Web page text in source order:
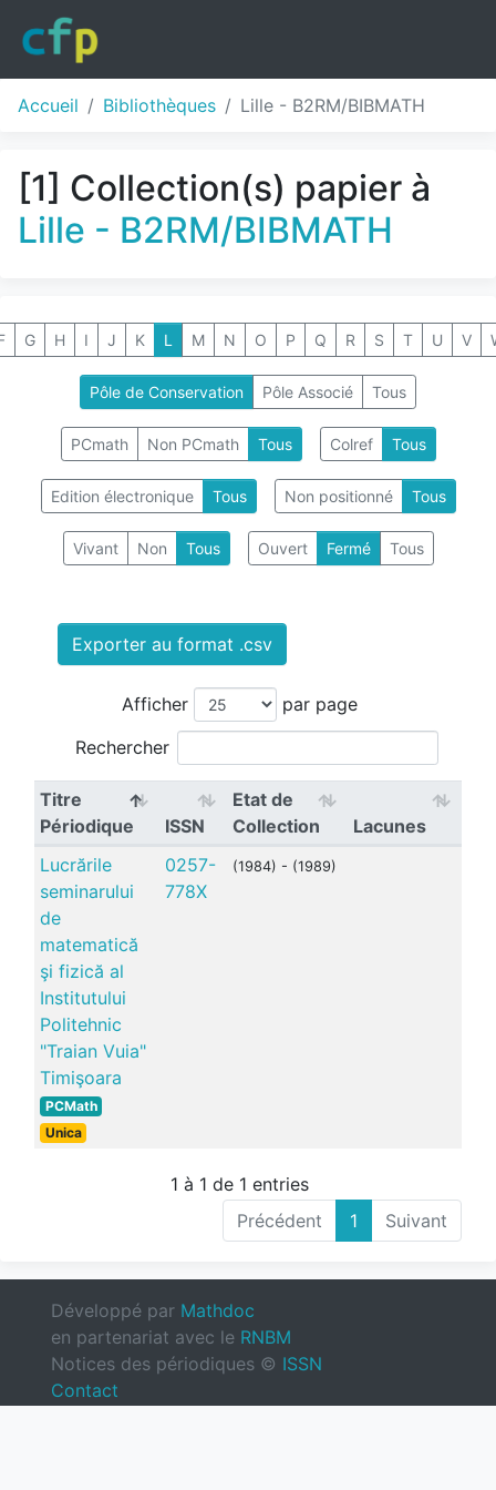
Accueil Bibliothèques Lille - B2RM/BIBMATH
[1] Collection(s) papier à
Lille - B2RM/BIBMATH
G H I J K L M N O P Q R S T U V
Pôle de Conservation Pôle Associé Tous
PCmath Non PCmath Tous Colref Tous
Edition électronique Tous Non positionné Tous
Vivant Non Tous Ouvert Fermé Tous
Exporter au format .csv
Afficher
par page
Rechercher
Titre
Périodique
ISSN
Etat de
Collection
Lacunes
Lucrările
seminarului
de
matematică
şi fizică al
Institutului
Politehnic
"Traian Vuia"
Timişoara
PCMath
Unica
0257-
778X
(1984) - (1989)
1 à 1 de 1 entries
Précédent
1 Suivant
Développé par Mathdoc
en partenariat avec le RNBM
Notices des périodiques © ISSN
Contact